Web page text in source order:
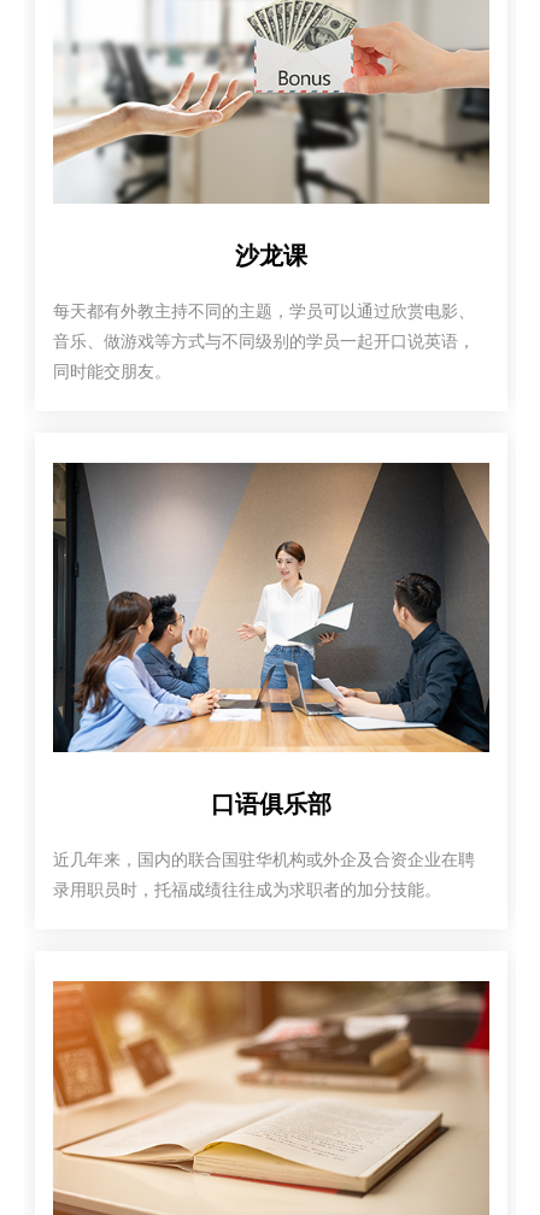
沙龙课
每天都有外教主持不同的主题，学员可以通过欣赏电影、
音乐、做游戏等方式与不同级别的学员一起开口说英语，
同时能交朋友。
口语俱乐部
近几年来，国内的联合国驻华机构或外企及合资企业在聘
录用职员时，托福成绩往往成为求职者的加分技能。